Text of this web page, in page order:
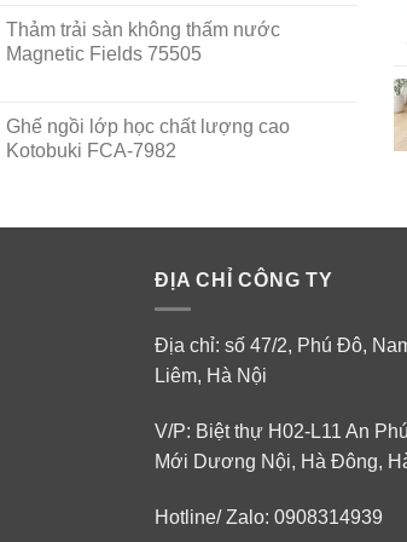
Thảm trải sàn không thấm nước
Magnetic Fields 75505
Ghế ngồi lớp học chất lượng cao
Kotobuki FCA-7982
ĐỊA CHỈ CÔNG TY
Địa chỉ: số 47/2, Phú Đô,
Liêm, Hà Nội
V/P: Biệt thự H02-L11 An
Mới Dương Nội, Hà Đông,
Hotline/ Zalo: 0908314939